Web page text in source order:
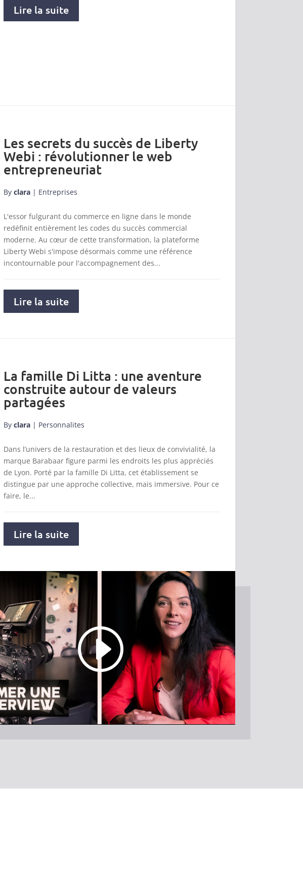
Lire la suite
Les secrets du succès de Liberty
Webi : révolutionner le web
entrepreneuriat
By clara | Entreprises
L'essor fulgurant du commerce en ligne dans le monde
redéfinit entièrement les codes du succès commercial
moderne. Au cœur de cette transformation, la plateforme
Liberty Webi s'impose désormais comme une référence
incontournable pour l'accompagnement des...
Lire la suite
La famille Di Litta : une aventure
construite autour de valeurs
partagées
By clara | Personnalites
Dans l’univers de la restauration et des lieux de convivialité, la
marque Barabaar figure parmi les endroits les plus appréciés
de Lyon. Porté par la famille Di Litta, cet établissement se
distingue par une approche collective, mais immersive. Pour ce
faire, le...
Lire la suite